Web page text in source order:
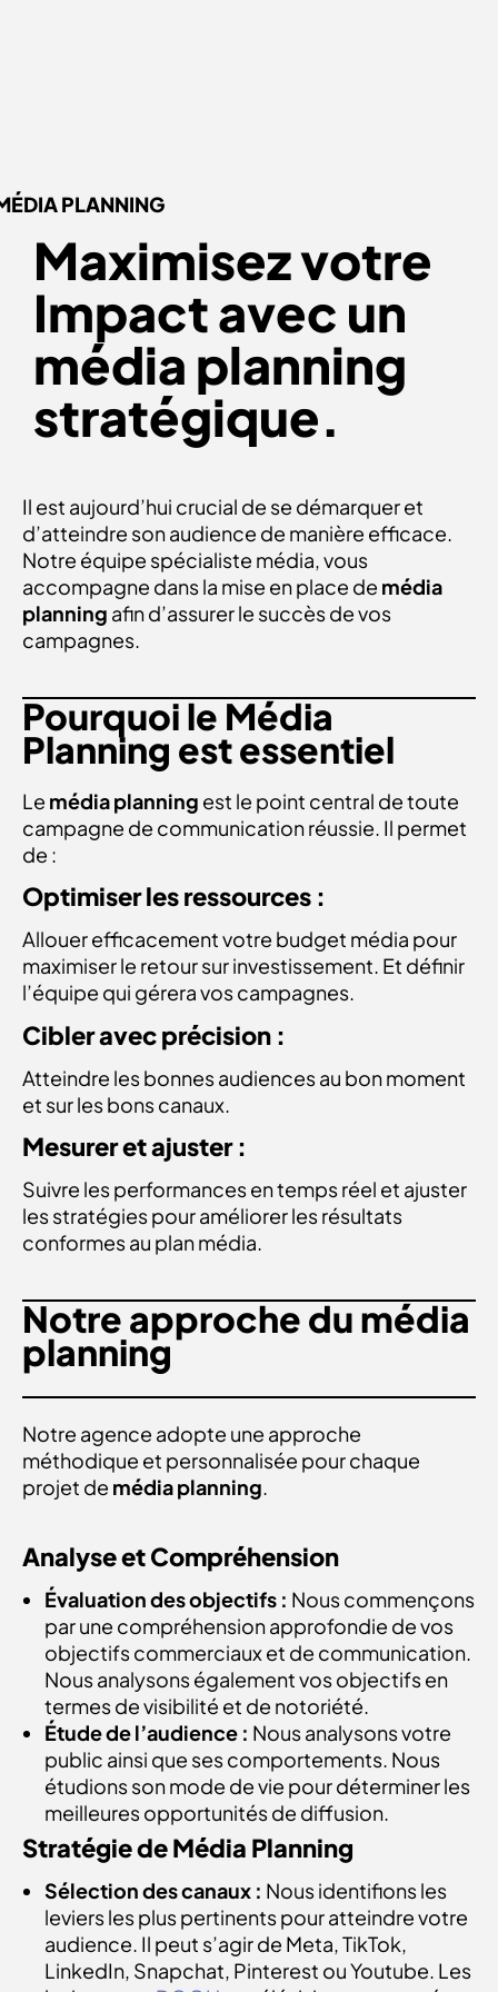
PLANNING
Maximisez votre
Impact avec un
média planning
stratégique.
Il est aujourd’hui crucial de se démarquer et
d’atteindre son audience de manière efficace.
Notre équipe spécialiste média, vous
accompagne dans la mise en place de média
planning afin d’assurer le succès de vos
campagnes.
Pourquoi le Média
Planning est essentiel
Le média planning est le point central de toute
campagne de communication réussie. Il permet
de :
Optimiser les ressources :
Allouer efficacement votre budget média pour
maximiser le retour sur investissement. Et définir
l’équipe qui gérera vos campagnes.
Cibler avec précision :
Atteindre les bonnes audiences au bon moment
et sur les bons canaux.
Mesurer et ajuster :
Suivre les performances en temps réel et ajuster
les stratégies pour améliorer les résultats
conformes au plan média.
Notre approche du média
planning
Notre agence adopte une approche
méthodique et personnalisée pour chaque
projet de média planning.
Analyse et Compréhension
Évaluation des objectifs : Nous commençons
par une compréhension approfondie de vos
objectifs commerciaux et de communication.
Nous analysons également vos objectifs en
termes de visibilité et de notoriété.
Étude de l’audience : Nous analysons votre
public ainsi que ses comportements. Nous
étudions son mode de vie pour déterminer les
meilleures opportunités de diffusion.
Stratégie de Média Planning
Sélection des canaux : Nous identifions les
leviers les plus pertinents pour atteindre votre
audience. Il peut s’agir de Meta, TikTok,
LinkedIn, Snapchat, Pinterest ou Youtube. Les